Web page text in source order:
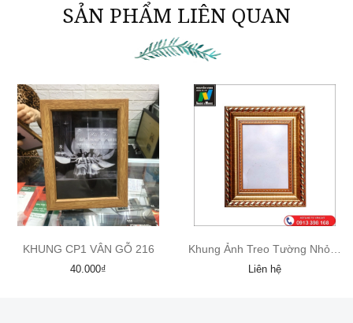
SẢN PHẨM LIÊN QUAN
KHUNG CP1 VÂN GỖ 216
40.000₫
Khung Ảnh Treo Tường Nhỏ Màu Đồng
Liên hệ